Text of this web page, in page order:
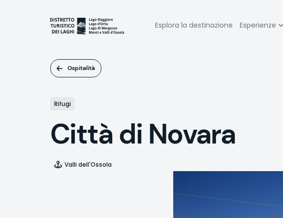
Navigazione
Esplora la destinazione Esperienze
Ospitalità
Rifugi
Città di Novara
Valli dell'Ossola